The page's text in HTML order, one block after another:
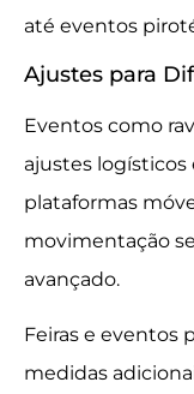
até eventos
Ajustes para
Eventos como
ajustes logísticos
plataformas
movimentação
avançado.
Feiras e eventos
medidas